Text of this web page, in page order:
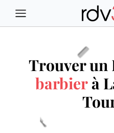
Trouver un
barbierà